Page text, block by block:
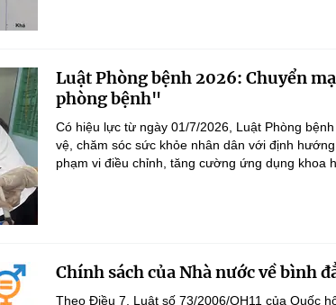
Luật Phòng bệnh 2026: Chuyển
phòng bệnh"
Có hiệu lực từ ngày 01/7/2026, Luật Phòng
vệ, chăm sóc sức khỏe nhân dân với định
phạm vi điều chỉnh, tăng cường ứng dụng khoa
Chính sách của Nhà nước về bình
Theo Điều 7, Luật số 73/2006/QH11 của Quốc